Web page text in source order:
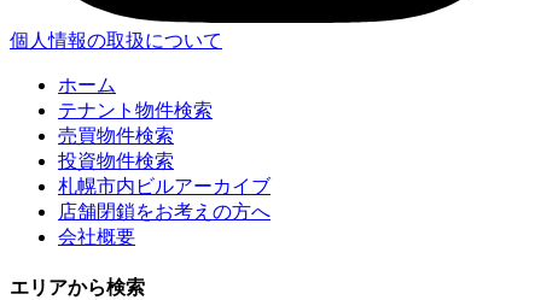
個人情報の取扱について
ホーム
テナント物件検索
売買物件検索
投資物件検索
札幌市内ビルアーカイブ
店舗閉鎖をお考えの方へ
会社概要
エリアから検索